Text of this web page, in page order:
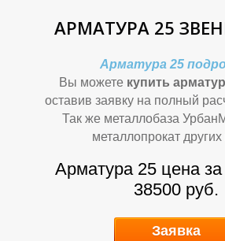
Н
АРМАТУРА 25
Арматура 25
Вы можете купить
оставив заявку на полный
Так же металлобаза
металлопрокат
Арматура 25 цена за
38500 руб.
Заявка
Н